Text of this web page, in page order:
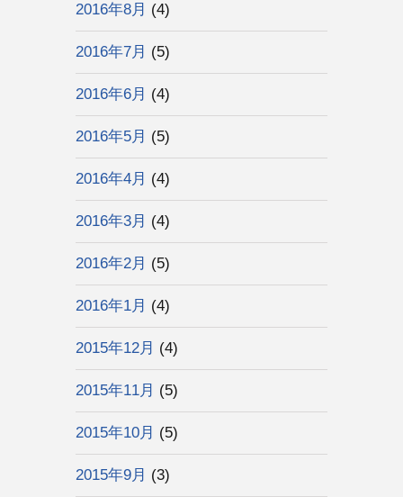
2016年8月 (4)
2016年7月 (5)
2016年6月 (4)
2016年5月 (5)
2016年4月 (4)
2016年3月 (4)
2016年2月 (5)
2016年1月 (4)
2015年12月 (4)
2015年11月 (5)
2015年10月 (5)
2015年9月 (3)